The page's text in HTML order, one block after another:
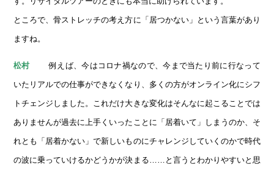
ところで、骨ストレッチの考え方に「居つかない」という言葉があり
ますね。
松村 例えば、今はコロナ禍なので、今まで当たり前に行なって
いたリアルでの仕事ができなくなり、多くの方がオンライン化にシフ
トチェンジしました。これだけ大きな変化はそんなに起こることでは
ありませんが過去に上手くいったことに「居着いて」しまうのか、そ
れとも「居着かない」で新しいものにチャレンジしていくのかで時代
の波に乗っていけるかどうかが決まる……と言うとわかりやすいと思